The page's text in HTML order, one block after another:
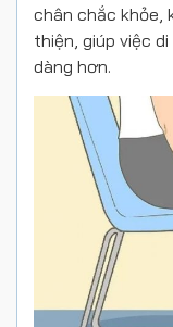
chân chắc khỏe,
thiện, giúp việc
dàng hơn.